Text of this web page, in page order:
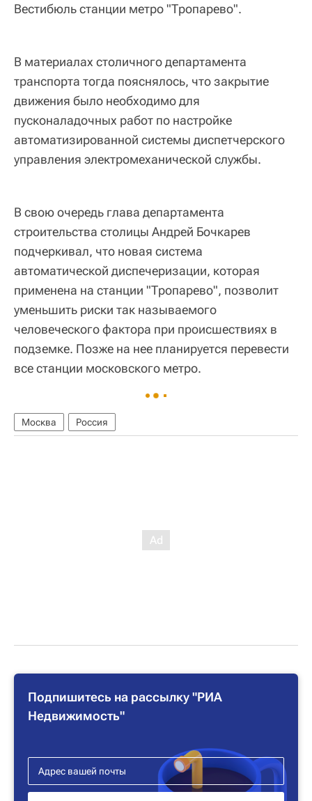
Вестибюль станции метро "Тропарево".
В материалах столичного департамента
транспорта тогда пояснялось, что закрытие
движения было необходимо для
пусконаладочных работ по настройке
автоматизированной системы диспетчерского
управления электромеханической службы.
В свою очередь глава департамента
строительства столицы Андрей Бочкарев
подчеркивал, что новая система
автоматической диспечеризации, которая
применена на станции "Тропарево", позволит
уменьшить риски так называемого
человеческого фактора при происшествиях в
подземке. Позже на нее планируется перевести
все станции московского метро.
Москва Россия
Подпишитесь на рассылку "РИА
Недвижимость"